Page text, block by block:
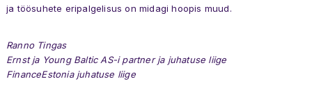
ja töösuhete eripalgelisus on midagi hoopis muud.
Ranno Tingas
Ernst ja Young Baltic AS-i partner ja juhatuse liige
FinanceEstonia juhatuse liige